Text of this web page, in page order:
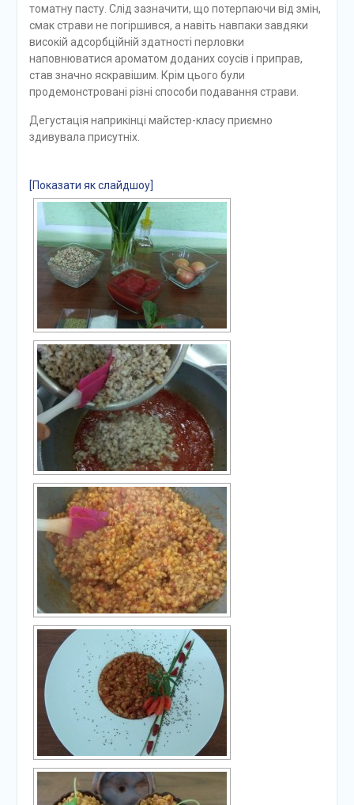
томатну пасту. Слід зазначити, що потерпаючи від змін,
смак страви не погіршився, а навіть навпаки завдяки
високій адсорбційній здатності перловки
наповнюватися ароматом доданих соусів і приправ,
став значно яскравішим. Крім цього були
продемонстровані різні способи подавання страви.
Дегустація наприкінці майстер-класу приємно
здивувала присутніх.
[Показати як слайдшоу]